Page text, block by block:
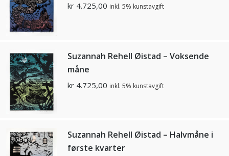
kr 4.725,00 inkl. 5% kunstavgift
Suzannah Rehell Øistad – Voksende
måne
kr 4.725,00 inkl. 5% kunstavgift
Suzannah Rehell Øistad – Halvmåne i
første kvarter